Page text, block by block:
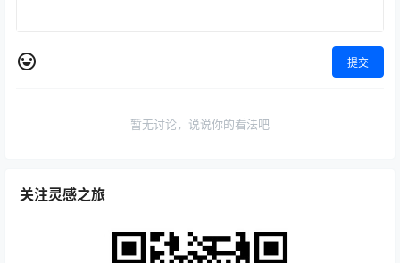
提交
暂无讨论，说说你的看法吧
关注灵感之旅